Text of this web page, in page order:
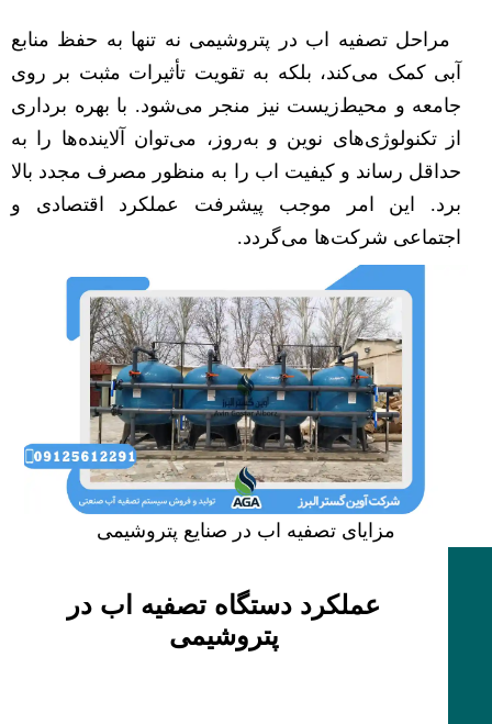
مراحل تصفیه اب در پتروشیمی نه تنها به حفظ منابع
آبی کمک می‌کند، بلکه به تقویت تأثیرات مثبت بر روی
جامعه و محیط‌زیست نیز منجر می‌شود. با بهره برداری
از تکنولوژی‌های نوین و به‌روز، می‌توان آلاینده‌ها را به
حداقل رساند و کیفیت اب را به منظور مصرف مجدد بالا
برد. این امر موجب پیشرفت عملکرد اقتصادی و
اجتماعی شرکت‌ها می‌گردد.
مزایای تصفیه اب در صنایع پتروشیمی
عملکرد دستگاه تصفیه اب در
پتروشیمی